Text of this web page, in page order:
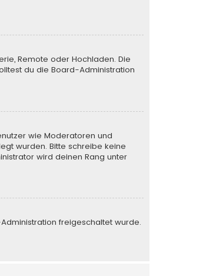
Remote oder Hochladen. Die
du die Board-Administration
wie Moderatoren und
wurden. Bitte schreibe keine
wird deinen Rang unter
freigeschaltet wurde.